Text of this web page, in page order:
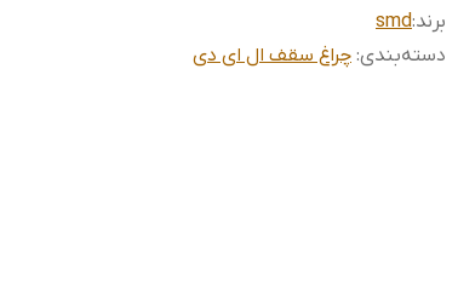
برند:smd
دسته‌بندی: چراغ سقف ال ای دی